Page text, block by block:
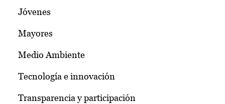
Jóvenes
Mayores
Medio Ambiente
Tecnología e innovación
Transparencia y participación